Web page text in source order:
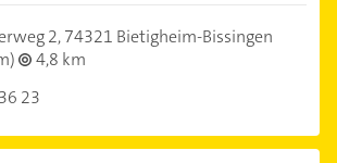
2,74321 Bietigheim-Bissingen
4,8 km
23